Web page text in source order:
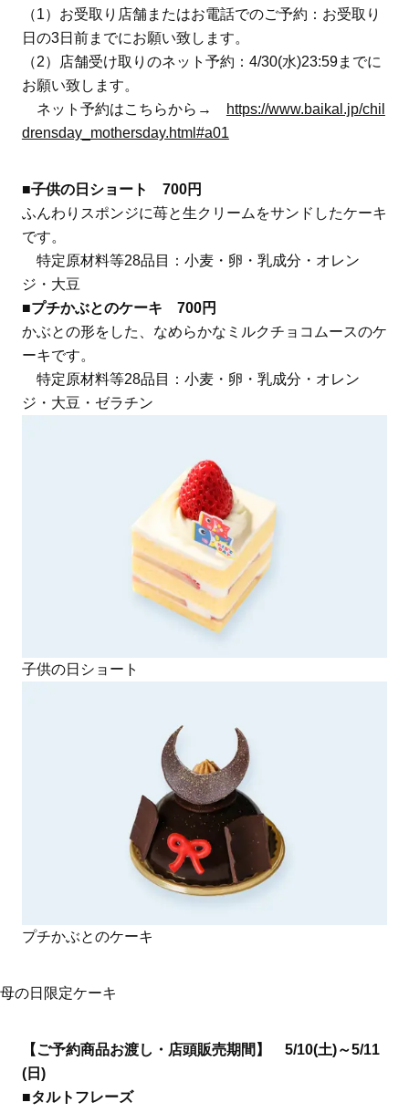
（1）お受取り店舗またはお電話でのご予約：お受取り
日の3日前までにお願い致します。
（2）店舗受け取りのネット予約：4/30(水)23:59までに
お願い致します。
ネット予約はこちらから→
https://www.baikal.jp/chil
drensday_mothersday.html#a01
■子供の日ショート 700円
ふんわりスポンジに苺と生クリームをサンドしたケーキ
です。
特定原材料等28品目：小麦・卵・乳成分・オレン
ジ・大豆
■プチかぶとのケーキ 700円
かぶとの形をした、なめらかなミルクチョコムースのケ
ーキです。
特定原材料等28品目：小麦・卵・乳成分・オレン
ジ・大豆・ゼラチン
子供の日ショート
プチかぶとのケーキ
母の日限定ケーキ
【ご予約商品お渡し・店頭販売期間】 5/10(土)～5/11
(日)
■タルトフレーズ